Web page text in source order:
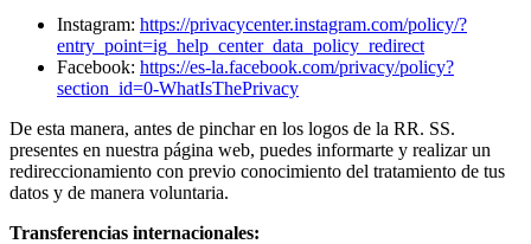
Instagram: https://privacycenter.instagram.com/policy/?
entry_point=ig_help_center_data_policy_redirect
Facebook: https://es-la.facebook.com/privacy/policy?
section_id=0-WhatIsThePrivacy
De esta manera, antes de pinchar en los logos de la RR. SS.
presentes en nuestra página web, puedes informarte y realizar un
redireccionamiento con previo conocimiento del tratamiento de tus
datos y de manera voluntaria.
Transferencias internacionales: